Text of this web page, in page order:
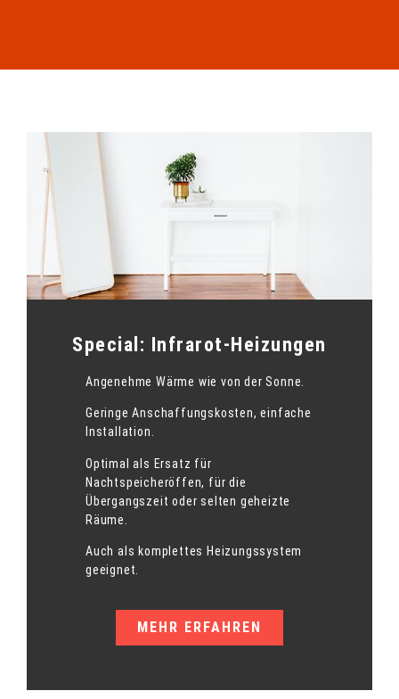
Special: Infrarot-Heizungen
Angenehme Wärme wie von der Sonne.
Geringe Anschaffungskosten, einfache
Installation.
Optimal als Ersatz für
Nachtspeicheröffen, für die
Übergangszeit oder selten geheizte
Räume.
Auch als komplettes Heizungssystem
geeignet.
MEHR ERFAHREN